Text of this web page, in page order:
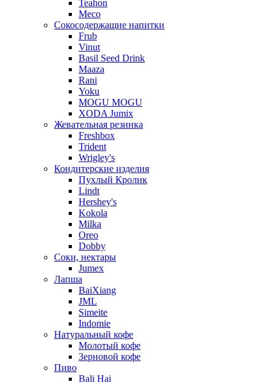
Teahon
Meco
Сокосодержащие напитки
Frub
Vinut
Basil Seed Drink
Maaza
Rani
Yoku
MOGU MOGU
XODA Jumix
Жевательная резинка
Freshbox
Trident
Wrigley's
Кондитерские изделия
Пухлый Кролик
Lindt
Hershey's
Kokola
Milka
Oreo
Dobby
Соки, нектары
Jumex
Лапша
BaiXiang
JML
Simeite
Indomie
Натуральный кофе
Молотый кофе
Зерновой кофе
Пиво
Bali Hai